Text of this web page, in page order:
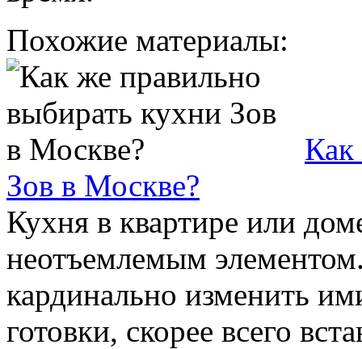
Похожие материалы:
Как
Зов в Москве?
Кухня в квартире или
неотъемлемым
кардинально изменить
готовки, скорее всего